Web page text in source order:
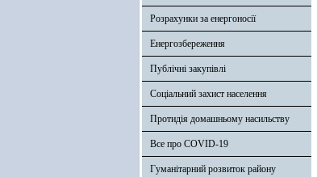
Розрахунки за енергоносії
Енергозбереження
Публічні закупівлі
Соціальний захист населення
Протидія домашньому насильству
Все про COVID-19
Гуманітарний розвиток району